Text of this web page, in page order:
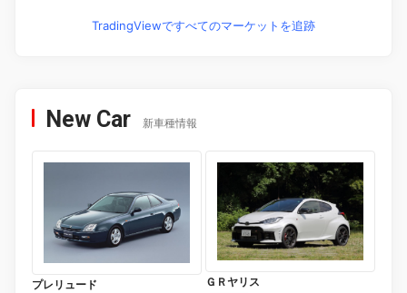
TradingViewですべてのマーケットを追跡
New Car 新車種情報
プレリュード ＧＲヤリス